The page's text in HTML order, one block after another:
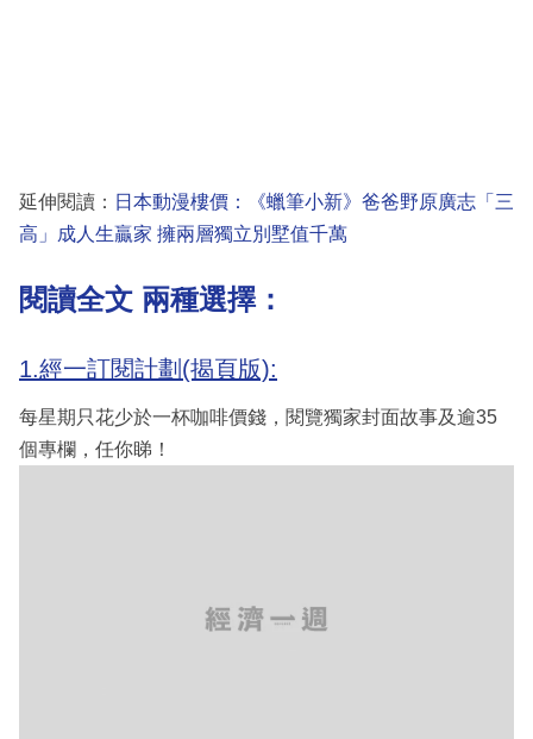
延伸閱讀： 日本動漫樓價：《蠟筆小新》爸爸野原廣志「三
高」成人生贏家 擁兩層獨立別墅值千萬
閱讀全文 兩種選擇：
1.經一訂閱計劃(揭頁版):
每星期只花少於一杯咖啡價錢，閱覽獨家封面故事及逾35
個專欄，任你睇！